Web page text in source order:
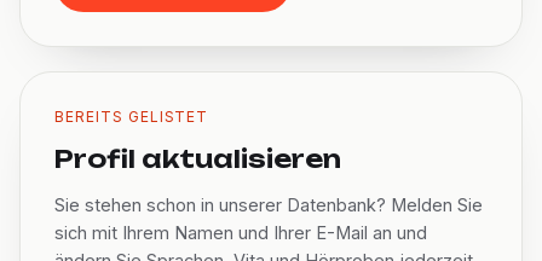
BEREITS GELISTET
Profil aktualisieren
Sie stehen schon in unserer Datenbank? Melden Sie
sich mit Ihrem Namen und Ihrer E-Mail an und